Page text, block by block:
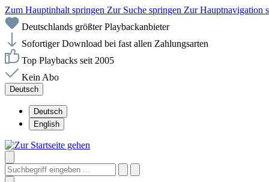
Zum Hauptinhalt springen Zur Suche springen Zur Hauptnavigation
Deutschlands größter Playbackanbieter
Sofortiger Download bei fast allen Zahlungsarten
Top Playbacks seit 2005
Kein Abo
Deutsch
Deutsch
English